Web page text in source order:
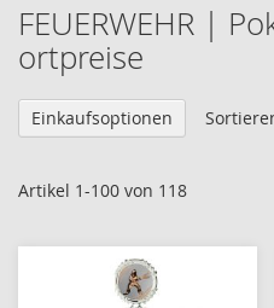
FEUERWEHR |
ortpreise
Einkaufsoptionen
Artikel 1-100 von 118